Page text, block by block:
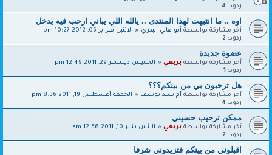
ردود: 4
اوه .. ما انتبهت لهذا المنتدى .. يالله اللي يباني ارحب فيه يدخل
آخر مشاركة بواسطةأبو هاني البدري« الاثنين فبراير 06, 2012 10:27 pm
ردود: 2
عضوة جديدة
آخر مشاركة بواسطةبربغي« الخميس ديسمبر 29, 2011 12:49 pm
ردود:
هل ترحبون بي من بينكم؟؟؟
آخر مشاركة بواسطةأم سيد يوسف« الجمعة أغسطس 19, 2011 8:36 pm
ردود: 4
ممكن ترحيب حسيني
آخر مشاركة بواسطةبربغي« الاثنين يناير 10, 2011 12:58 am
ردود: 2
اقبلوني من بينكم فتزيدوني شرفا